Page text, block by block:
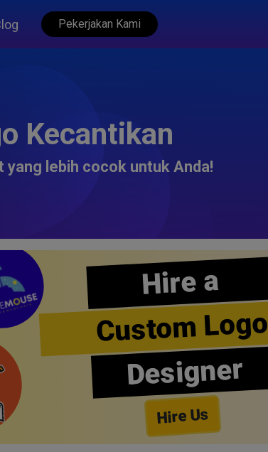
Pekerjakan Kami
Kecantikan
yang lebih cocok untuk Anda!
Hire a
Custom Logo
Designer
Hire Us